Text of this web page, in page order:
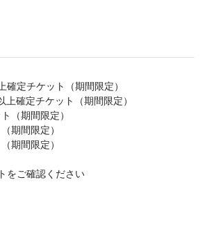
定チケット（期間限定）
確定チケット（期間限定）
期間限定）
間限定）
期間限定）
をご確認ください